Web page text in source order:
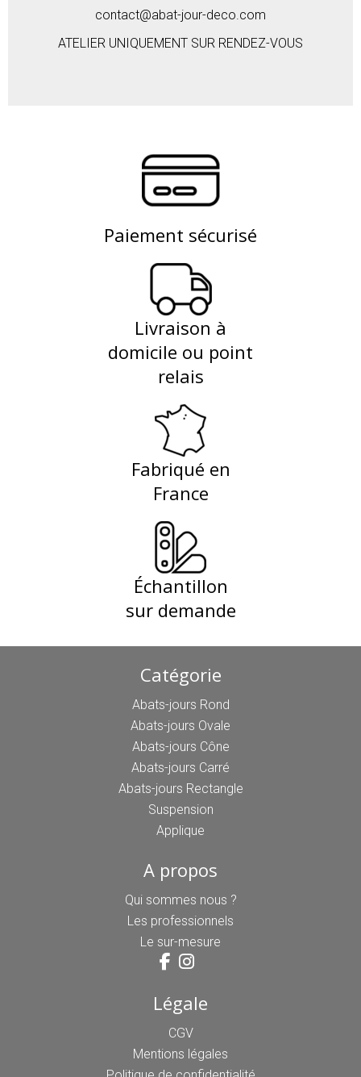
contact@abat-jour-deco.com
ATELIER UNIQUEMENT SUR RENDEZ-VOUS
Paiement sécurisé
Livraison à
domicile ou point
relais
Fabriqué en
France
Échantillon
sur demande
Catégorie
Abats-jours Rond
Abats-jours Ovale
Abats-jours Cône
Abats-jours Carré
Abats-jours Rectangle
Suspension
Applique
A propos
Qui sommes nous ?
Les professionnels
Le sur-mesure
Légale
CGV
Mentions légales